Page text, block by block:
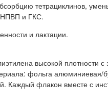
тетрациклинов,
НПВП и ГКС.
и лактации.
высокой плотности
фольга алюминиевая/
Каждый флакон вместе с